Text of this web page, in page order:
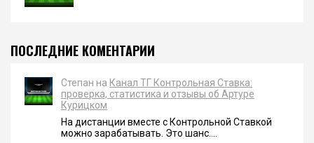
ПОСЛЕДНИЕ КОМЕНТАРИИ
Степан на Канал ТГ Контрольная Ставка:
проверка, статистика и отзывы об Артуре
Курицком
На дистанции вместе с Контрольной Ставкой
можно зарабатывать. Это шанс....